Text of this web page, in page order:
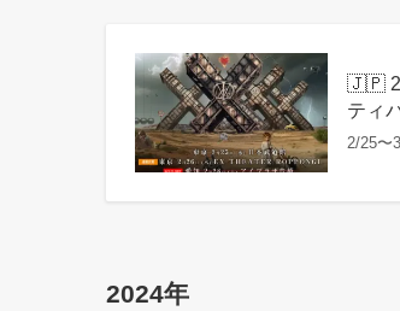
🇯🇵
ティ
2/25〜
2024年